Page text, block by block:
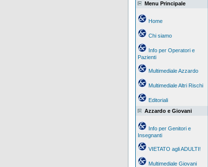
Menu Principale
Home
Chi siamo
Info per Operatori e
Pazienti
Multimediale Azzardo
Multimediale Altri Rischi
Editoriali
Azzardo e Giovani
Info per Genitori e
Insegnanti
VIETATO agli ADULTI!
Multimediale Giovani